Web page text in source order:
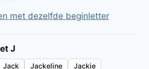
met dezelfde beginletter
J
Jack Jackeline
Jackie